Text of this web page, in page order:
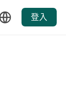
登入